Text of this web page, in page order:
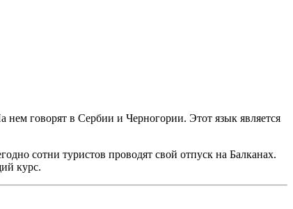
говорят в Сербии и Черногории. Этот язык является
сотни туристов проводят свой отпуск на Балканах.
курс.